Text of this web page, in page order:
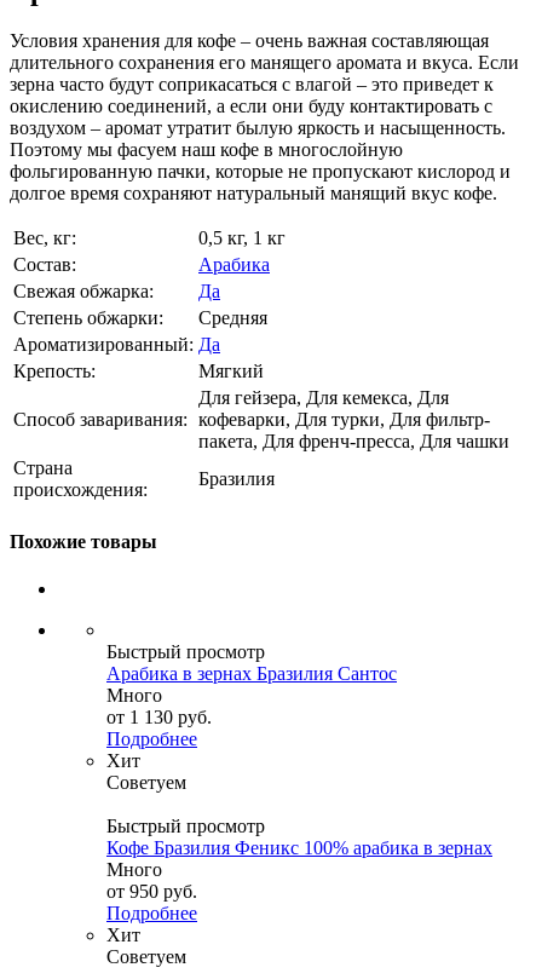
Условия хранения для кофе – очень важная составляющая
длительного сохранения его манящего аромата и вкуса. Если
зерна часто будут соприкасаться с влагой – это приведет к
окислению соединений, а если они буду контактировать с
воздухом – аромат утратит былую яркость и насыщенность.
Поэтому мы фасуем наш кофе в многослойную
фольгированную пачки, которые не пропускают кислород и
долгое время сохраняют натуральный манящий вкус кофе.
Вес, кг:
0,5 кг, 1 кг
Состав:
Арабика
Свежая обжарка:
Да
Степень обжарки:
Средняя
Ароматизированный: Да
Крепость:
Мягкий
Способ заваривания:
Для гейзера, Для кемекса, Для
кофеварки, Для турки, Для фильтр-
пакета, Для френч-пресса, Для чашки
Страна
происхождения:
Бразилия
Похожие товары
Быстрый просмотр
Арабика в зернах Бразилия Сантос
Много
от 1 130 руб.
Подробнее
Хит
Советуем
Быстрый просмотр
Кофе Бразилия Феникс 100% арабика в зернах
Много
от 950 руб.
Подробнее
Хит
Советуем